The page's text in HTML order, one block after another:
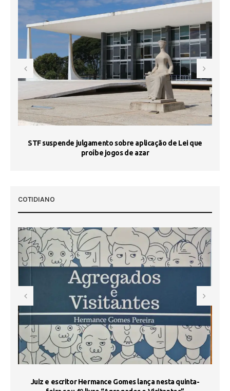
STF suspende julgamento sobre aplicação de Lei que
proíbe jogos de azar
COTIDIANO
Juiz e escritor Hermance Gomes lança nesta quinta-